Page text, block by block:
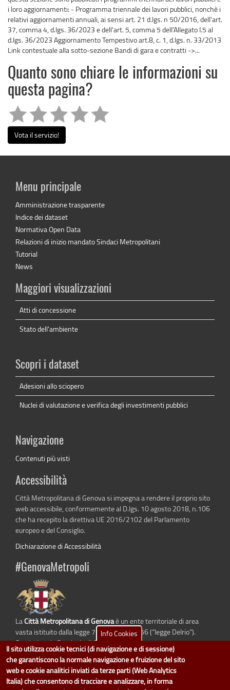
i loro aggiornamenti: - Programma triennale dei lavori pubblici, nonchè i
relativi aggiornamenti annuali, ai sensi art. 21 d.lgs. n 50/2016, dell'art.
37, comma 4, d.lgs. 36/2023 e dell'art. 5, comma 5 dell'Allegato I.5 al
d.lgs. 36/2023 Aggiornamento Tempestivo art.8, c. 1, d.lgs. n. 33/2013
Link contestuale alla sotto-sezione Bandi di gara e contratti ->...
Quanto sono chiare le informazioni su
questa pagina?
Vota il servizio!
Menu principale
Amministrazione trasparente
Indice dei dataset
Normativa Open Data
Relazioni di inizio mandato Sindaci Metropolitani
Tutorial
News
Maggiori visualizzazioni
Atti di concessione
Stato dell'ambiente
Scopri i dataset
Adesioni allo sciopero
Nuclei di valutazione e verifica degli investimenti pubblici
Navigazione
Contenuti più visti
Accessibilità
Città Metropolitana di Genova si impegna a rendere il proprio sito
web accessibile, conformemente al D.lgs. 10 agosto 2018, n.106
che ha recepito la direttiva UE 2016/2102 del Parlamento
europeo e del Consiglio.
Dichiarazione di Accessibilità
#GenovaMetropoli
LaCittà Metropolitana di Genovaè un ente territoriale di area
vasta istituito dalla legge 7 aprile 2014 n. 56 (“legge Delrio”).
Sostituisce la Provincia di Genova.
dati.cittametropolitana.genova.itè il progetto "Open Data" della
Info Cookies
Il sito utilizza cookie tecnici (di navigazione e di sessione)
che garantiscono la normale navigazione e fruizione del sito
web e cookie analitici inviati da terze parti (Web Analytics
Italia) che consentono di tracciare e analizzare, in forma